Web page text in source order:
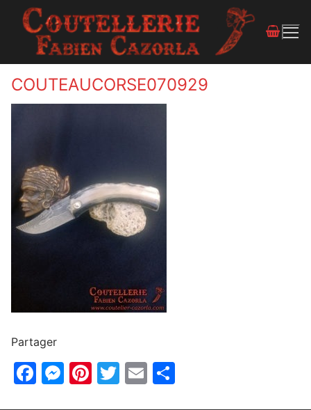
COUTEAUCORSE070929
Partager
Facebook
Messenger
Pinterest
Twitter
Email